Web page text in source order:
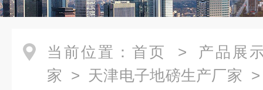
当前位置： 首页 > 产品展
家 > 天津电子地磅生产厂家